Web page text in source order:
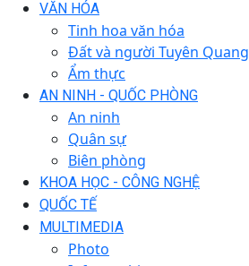
VĂN HÓA
Tinh hoa văn hóa
Đất và người Tuyên Quang
Ẩm thực
AN NINH - QUỐC PHÒNG
An ninh
Quân sự
Biên phòng
KHOA HỌC - CÔNG NGHỆ
QUỐC TẾ
MULTIMEDIA
Photo